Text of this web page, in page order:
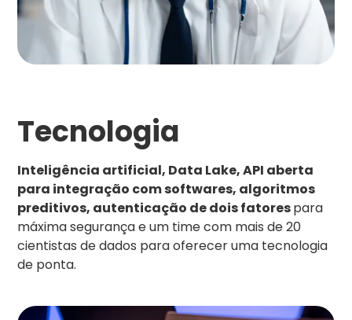
Tecnologia
Inteligência artificial, Data Lake, API aberta
para integração com softwares, algoritmos
preditivos, autenticação de dois fatorespara
máxima segurança e um time com mais de 20
cientistas de dados para oferecer uma tecnologia
de ponta.